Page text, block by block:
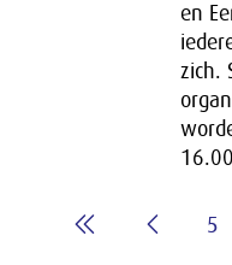
en
zich.
5